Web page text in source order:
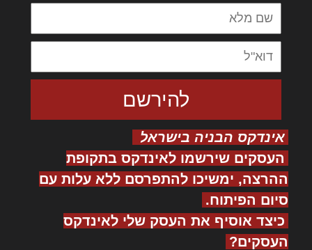
אינדקס הבניה בישראל
העסקים שירשמו לאינדקס בתקופת
ההרצה, ימשיכו להתפרסם ללא עלות עם
סיום הפיתוח.
כיצד אוסיף את העסק שלי לאינדקס
העסקים?